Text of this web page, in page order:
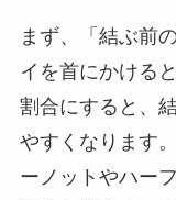
まず、「結ぶ前
イを首にかける
割合にすると、
やすくなります
ーノットやハー